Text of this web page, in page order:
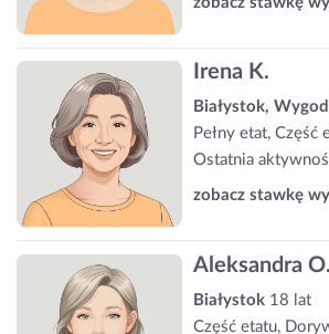
Irena K.
Białystok,
Pełny etat, Część
Ostatnia
zobacz stawkę
Aleksandra O.
Białystok 18 lat
Część etatu,